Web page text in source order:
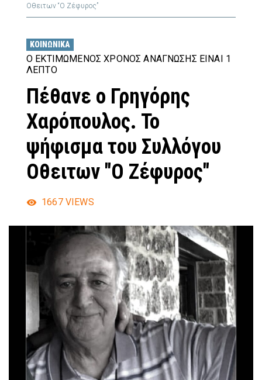
Οθειτων “Ο Ζέφυρος”
ΚΟΙΝΩΝΙΚΆ
Ο ΕΚΤΙΜΏΜΕΝΟΣ ΧΡΌΝΟΣ ΑΝΆΓΝΩΣΗΣ ΕΊΝΑΙ 1
ΛΕΠΤΌ
Πέθανε ο Γρηγόρης
Χαρόπουλος. Το
ψήφισμα του Συλλόγου
Οθειτων "Ο Ζέφυρος"
1667 VIEWS